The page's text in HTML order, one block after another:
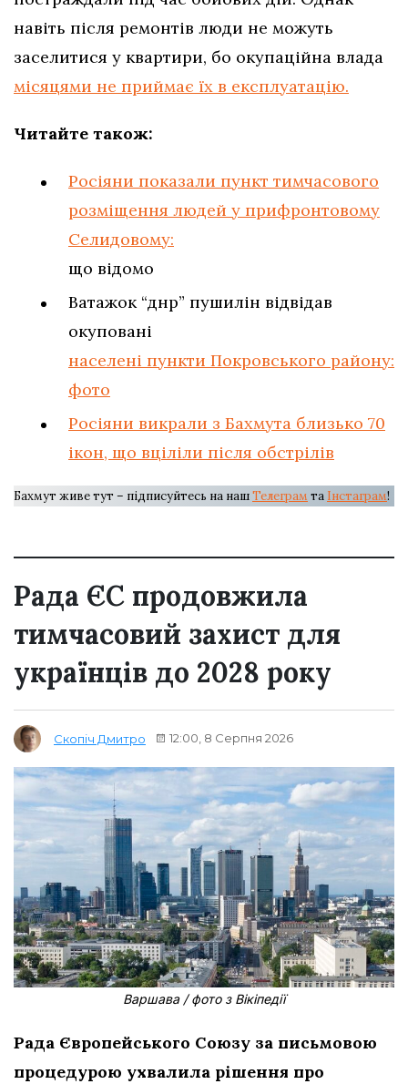
навіть після ремонтів люди не можуть
заселитися у квартири, бо окупаційна влада
місяцями не приймає їх в експлуатацію.
Читайте також:
Росіяни показали пункт тимчасового
розміщення людей у прифронтовому
Селидовому:
що відомо
Ватажок “днр” пушилін відвідав
окуповані
населені пункти Покровського району:
фото
Росіяни викрали з Бахмута близько 70
ікон, що вціліли після обстрілів
Бахмут живе тут – підписуйтесь на нашТелеграм та Інстаграм!
Рада ЄС продовжила
тимчасовий захист для
українців до 2028 року
Скопіч Дмитро 12:00, 8 Серпня 2026
Варшава / фото з Вікіпедії
Рада Європейського Союзу за письмовою
процедурою ухвалила рішення про